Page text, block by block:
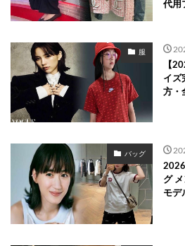
代用
服
【
イズ
方・
バッグ
グ
モデ